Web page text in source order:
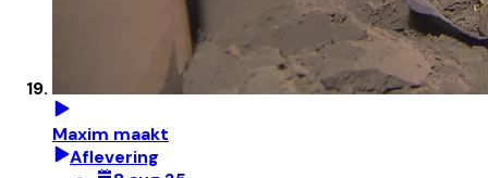
Maxim maakt
Aflevering